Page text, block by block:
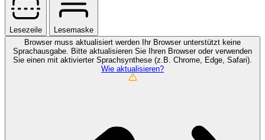
Lesezeile
Lesemaske
Browser muss aktualisiert werden
Ihr Browser unterstützt keine
Sprachausgabe. Bitte aktualisieren Sie Ihren Browser oder verwenden
Sie einen mit aktivierter Sprachsynthese (z.B. Chrome, Edge, Safari).
Wie aktualisieren?